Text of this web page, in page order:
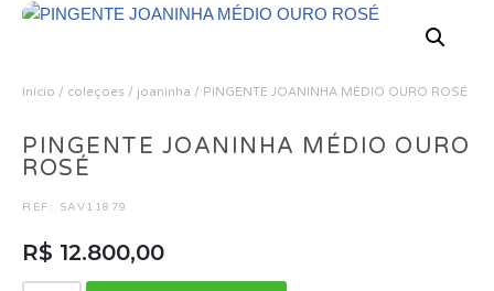
Início / coleçoes / joaninha / PINGENTE JOANINHA MÉDIO OURO ROSÉ
PINGENTE JOANINHA MÉDIO OURO
ROSÉ
REF: SAV11879
R$ 12.800,00